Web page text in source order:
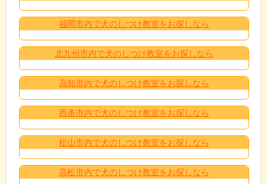
福岡市内で犬のしつけ教室をお探しなら
北九州市内で犬のしつけ教室をお探しなら
高知市内で犬のしつけ教室をお探しなら
西条市内で犬のしつけ教室をお探しなら
松山市内で犬のしつけ教室をお探しなら
高松市内で犬のしつけ教室をお探しなら